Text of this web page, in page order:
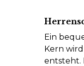
Ein
Kern
entsteht.